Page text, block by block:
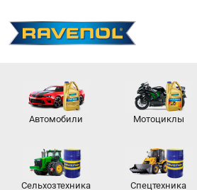
Автомобили Мотоциклы
Сельхозтехника Спецтехника